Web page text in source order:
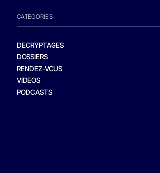
CATEGORIES
DECRYPTAGES
DOSSIERS
RENDEZ-VOUS
VIDEOS
PODCASTS